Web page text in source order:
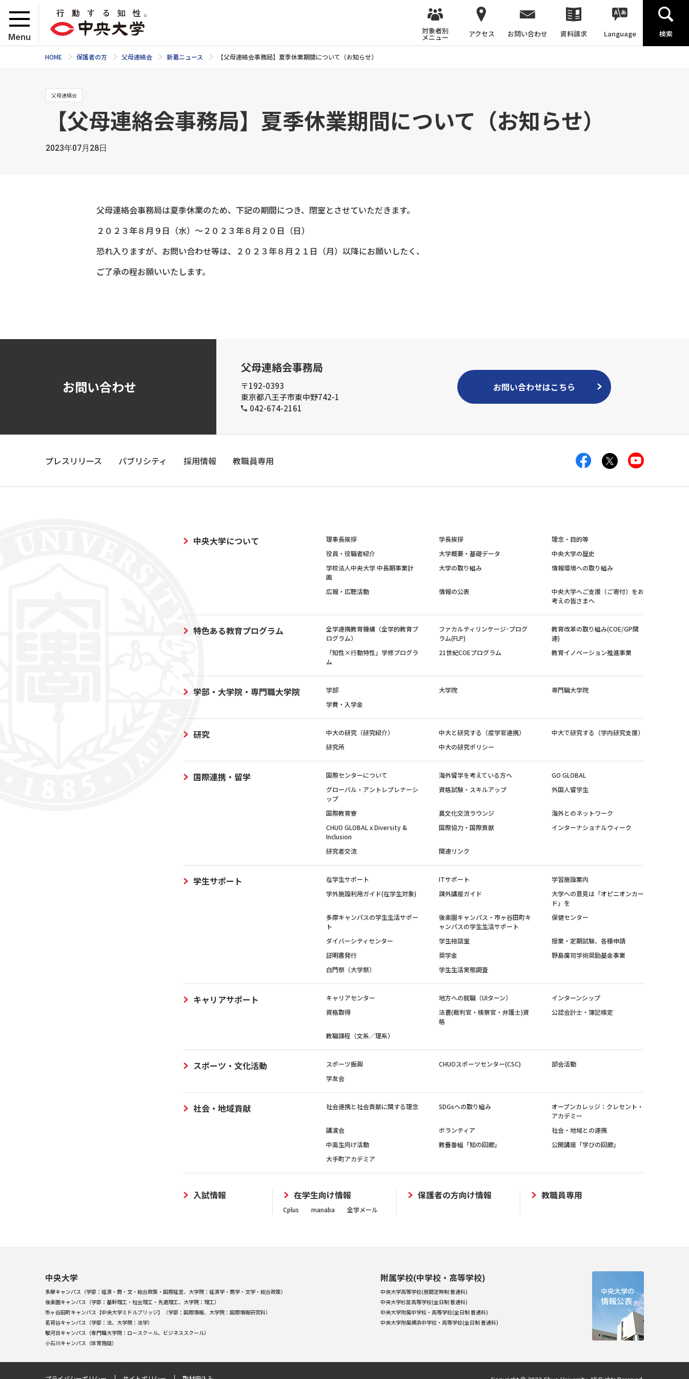
Menu
対象者別
メニュー アクセス お問い合わせ 資料請求 Language 検索
HOME 保護者の方 父母連絡会 新着ニュース 【父母連絡会事務局】夏季休業期間について（お知らせ）
父母連絡会
【父母連絡会事務局】夏季休業期間について（お知らせ）
2023年07月28日
父母連絡会事務局は夏季休業のため、下記の期間につき、閉室とさせていただきます。
２０２３年８月９日（水）～２０２３年８月２０日（日）
恐れ入りますが、お問い合わせ等は、２０２３年８月２１日（月）以降にお願いしたく、
ご了承の程お願いいたします。
お問い合わせ
父母連絡会事務局
〒192-0393
東京都八王子市東中野742-1
042-674-2161
お問い合わせはこちら
プレスリリース パブリシティ 採用情報 教職員専用
中央大学について 理事長挨拶 学長挨拶
理念・目的等
役員・役職者紹介
大学概要・基礎データ
中央大学の歴史
学校法人中央大学 中長期事業計
画
大学の取り組み 情報環境への取り組み
広報・広聴活動 情報の公表
中央大学へご支援（ご寄付）をお
考えの皆さまへ
特色ある教育プログラム
全学連携教育機構（全学的教育プ
ログラム）
ファカルティリンケージ･プログ
ラム(FLP)
教育改革の取り組み(COE/GP関
連)
「知性×行動特性」学修プログラ
ム
21世紀COEプログラム 教育イノベーション推進事業
学部・大学院・専門職大学院 学部 大学院
専門職大学院
学費・入学金
研究 中大の研究（研究紹介） 中大と研究する（産学官連携）
中大で研究する（学内研究支援）
研究所
中大の研究ポリシー
国際連携・留学 国際センターについて 海外留学を考えている方へ
GO GLOBAL
グローバル・アントレプレナーシ
ップ
資格試験・スキルアップ 外国人留学生
国際教育寮 異文化交流ラウンジ
海外とのネットワーク
CHUO GLOBAL x Diversity &
Inclusion
国際協力・国際貢献 インターナショナルウィーク
研究者交流 関連リンク
学生サポート 在学生サポート ITサポート
学習施設案内
学外施設利用ガイド(在学生対象)
課外講座ガイド
大学への意見は「オピニオンカー
ド」を
多摩キャンパスの学生生活サポー
ト
後楽園キャンパス・市ヶ谷田町キ
ャンパスの学生生活サポート
保健センター
ダイバーシティセンター 学生相談室
授業・定期試験、各種申請
証明書発行
奨学金
野島廣司学術奨励基金事業
白門祭（大学祭）
学生生活実態調査
キャリアサポート キャリアセンター 地方への就職（UIターン）
インターンシップ
資格取得
法曹(裁判官・検察官・弁護士)資
格
公認会計士・簿記検定
教職課程（文系／理系）
スポーツ・文化活動 スポーツ振興 CHUOスポーツセンター(CSC)
部会活動
学友会
社会・地域貢献 社会連携と社会貢献に関する理念 SDGsへの取り組み
オープンカレッジ：クレセント・
アカデミー
講演会
ボランティア
社会・地域との連携
中高生向け活動
教養番組「知の回廊」
公開講座「学びの回廊」
大手町アカデミア
入試情報 在学生向け情報
Cplus manaba 全学メール
保護者の方向け情報 教職員専用
中央大学
多摩キャンパス（学部：経済・商・文・総合政策・国際経営、大学院：経済学・商学・文学・総合政策）
後楽園キャンパス（学部：基幹理工・社会理工・先進理工、大学院：理工）
市ヶ谷田町キャンパス【中央大学ミドルブリッジ】（学部：国際情報、大学院：国際情報研究科）
茗荷谷キャンパス（学部：法、大学院：法学）
駿河台キャンパス（専門職大学院：ロースクール、ビジネススクール）
小石川キャンパス（体育施設）
附属学校(中学校・高等学校)
中央大学高等学校(昼間定時制 普通科)
中央大学杉並高等学校(全日制 普通科)
中央大学附属中学校・高等学校(全日制 普通科)
中央大学附属横浜中学校・高等学校(全日制 普通科)